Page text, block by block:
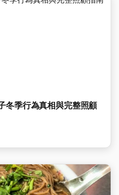
冬季行為真相與完整照顧